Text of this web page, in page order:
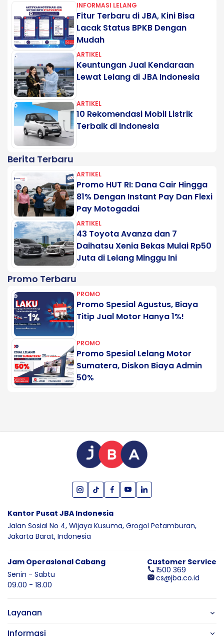
INFORMASI LELANG
Fitur Terbaru di JBA, Kini Bisa
Lacak Status BPKB Dengan
Mudah
ARTIKEL
Keuntungan Jual Kendaraan
Lewat Lelang di JBA Indonesia
ARTIKEL
10 Rekomendasi Mobil Listrik
Terbaik di Indonesia
Berita Terbaru
ARTIKEL
Promo HUT RI: Dana Cair Hingga
81% Dengan Instant Pay Dan Flexi
Pay Motogadai
ARTIKEL
43 Toyota Avanza dan 7
Daihatsu Xenia Bekas Mulai Rp50
Juta di Lelang Minggu Ini
Promo Terbaru
PROMO
Promo Spesial Agustus, Biaya
Titip Jual Motor Hanya 1%!
PROMO
Promo Spesial Lelang Motor
Sumatera, Diskon Biaya Admin
50%
Kantor Pusat JBA Indonesia
Jalan Sosial No 4, Wijaya Kusuma, Grogol Petamburan,
Jakarta Barat, Indonesia
Jam Operasional Cabang
Senin - Sabtu
09.00 - 18.00
Customer Service
1500 369
cs@jba.co.id
Layanan
Informasi